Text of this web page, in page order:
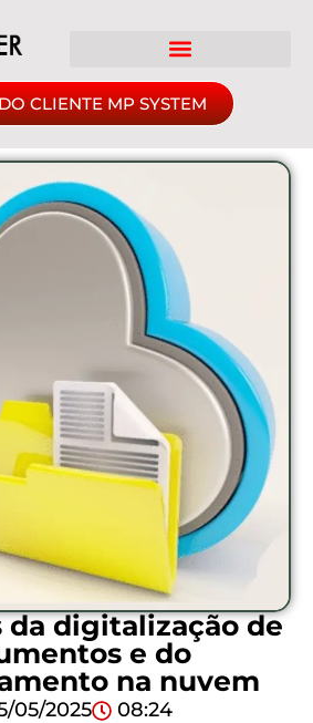
CLIENTE MP SYSTEM
da digitalização de
e do
na nuvem
05/2025 08:24